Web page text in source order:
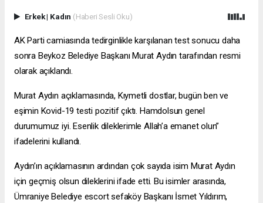
Erkek| Kadın (Haberi Sesli Oku)
AK Parti camiasında tedirginlikle karşılanan test sonucu daha
sonra Beykoz Belediye Başkanı Murat Aydın tarafından resmi
olarak açıklandı.
Murat Aydın açıklamasında, Kıymetli dostlar, bugün ben ve
eşimin Kovid-19 testi pozitif çıktı. Hamdolsun genel
durumumuz iyi. Esenlik dileklerimle Allah’a emanet olun”
ifadelerini kullandı.
Aydın’ın açıklamasının ardından çok sayıda isim Murat Aydın
için geçmiş olsun dileklerini ifade etti. Bu isimler arasında,
Ümraniye Belediye escort sefaköyBaşkanı İsmet Yıldırım,